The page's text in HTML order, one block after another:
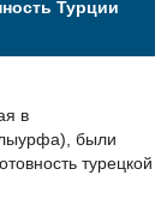
Турции
в
были
турецкой